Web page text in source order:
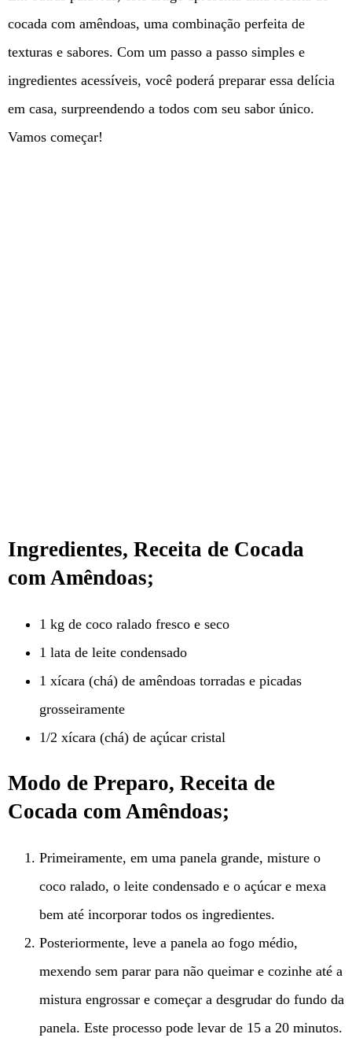
cocada com amêndoas, uma combinação perfeita de
texturas e sabores. Com um passo a passo simples e
ingredientes acessíveis, você poderá preparar essa delícia
em casa, surpreendendo a todos com seu sabor único.
Vamos começar!
Ingredientes, Receita de Cocada
com Amêndoas;
1 kg de coco ralado fresco e seco
1 lata de leite condensado
1 xícara (chá) de amêndoas torradas e picadas
grosseiramente
1/2 xícara (chá) de açúcar cristal
Modo de Preparo, Receita de
Cocada com Amêndoas;
Primeiramente, em uma panela grande, misture o
coco ralado, o leite condensado e o açúcar e mexa
bem até incorporar todos os ingredientes.
Posteriormente, leve a panela ao fogo médio,
mexendo sem parar para não queimar e cozinhe até a
mistura engrossar e começar a desgrudar do fundo da
panela. Este processo pode levar de 15 a 20 minutos.